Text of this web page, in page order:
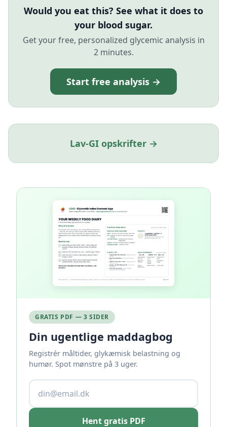
Would you eat this? See what it does to
your blood sugar.
Get your free, personalized glycemic analysis in
2 minutes.
Start free analysis →
Lav-GI opskrifter →
GRATIS PDF — 3 SIDER
Din ugentlige maddagbog
Registrér måltider, glykæmisk belastning og
humør. Spot mønstre på 3 uger.
Hent gratis PDF